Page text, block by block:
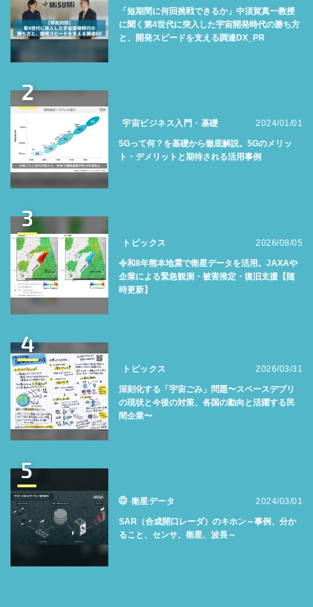
「短期間に何回挑戦できるか」中須賀真一教授
に聞く第4世代に突入した宇宙開発時代の勝ち方
と、開発スピードを支える調達DX_PR
2
宇宙ビジネス入門・基礎 2024/01/01
5Gって何？を基礎から徹底解説。5Gのメリッ
ト・デメリットと期待される活用事例
3
トピックス 2026/08/05
令和8年熊本地震で衛星データを活用。JAXAや
企業による緊急観測・被害推定・復旧支援【随
時更新】
4
トピックス 2026/03/31
深刻化する「宇宙ごみ」問題〜スペースデブリ
の現状と今後の対策、各国の動向と活躍する民
間企業〜
5
衛星データ 2024/03/01
SAR（合成開口レーダ）のキホン～事例、分か
ること、センサ、衛星、波長～